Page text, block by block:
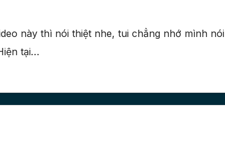
này thì nói thiệt nhe, tui chẳng nhớ mình nói
tại…